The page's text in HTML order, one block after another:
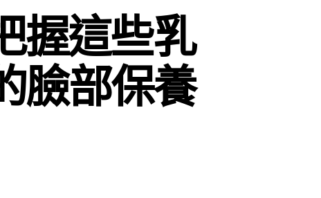
握這些乳
臉部保養